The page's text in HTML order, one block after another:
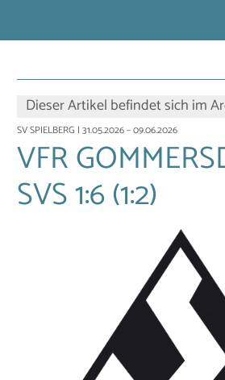
Dieser Artikel befindet sich im
SV SPIELBERG | 31.05.2026 – 09.06.2026
VFR
SVS 1:6 (1:2)